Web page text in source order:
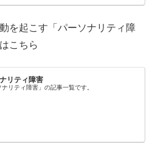
を起こす「パーソナリティ障
こちら
リティ障害
ナリティ障害」の記事一覧です。